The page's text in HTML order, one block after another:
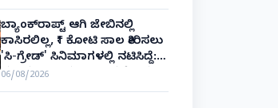
ಬ್ಯಾಂಕ್‌ರಾಪ್ಟ್‌ ಆಗಿ ಜೇಬಿನಲ್ಲಿ
ಕಾಸಿರಲಿಲ್ಲ, ₹1 ಕೋಟಿ ಸಾಲ ತೀರಿಸಲು
'ಸಿ-ಗ್ರೇಡ್' ಸಿನಿಮಾಗಳಲ್ಲಿ ನಟಿಸಿದ್ದೆ:
ನಟಿ ಸುಸ್ಮಿತಾ ಮುಖರ್ಜಿ ಕಣ್ಣೀರಿನ
ಹಣೆಬರಹ!
06/08/2026